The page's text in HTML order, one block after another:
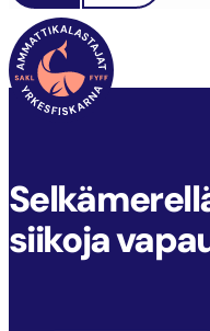
SAKL
siikoja